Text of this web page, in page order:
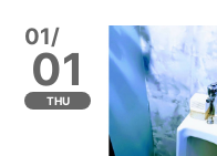
01/
01
THU